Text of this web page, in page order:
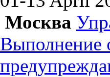
Москва
Выполнение